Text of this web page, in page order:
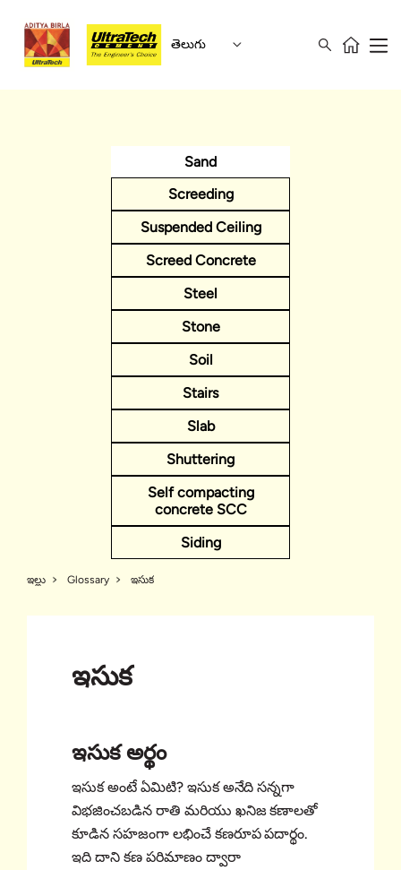
తెలుగు
Sand
Screeding
Suspended Ceiling
Screed Concrete
Steel
Stone
Soil
Stairs
Slab
Shuttering
Self compacting
concrete SCC
Siding
ఇల్లు Glossary ఇసుక
ఇసుక
ఇసుక అర్థం
ఇసుక అంటే ఏమిటి? ఇసుక అనేది సన్నగా
విభజించబడిన రాతి మరియు ఖనిజ కణాలతో
కూడిన సహజంగా లభించే కణరూప పదార్థం.
ఇది దాని కణ పరిమాణం ద్వారా